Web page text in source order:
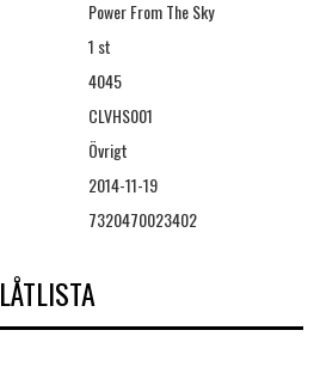
Power From The Sky
1 st
4045
CLVHS001
Övrigt
2014-11-19
7320470023402
LÅTLISTA